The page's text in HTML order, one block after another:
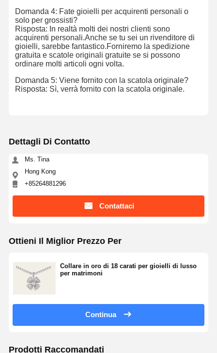
Domanda 4: Fate gioielli per acquirenti personali o
solo per grossisti?
Risposta: In realtà molti dei nostri clienti sono
acquirenti personali.Anche se tu sei un rivenditore di
gioielli, sarebbe fantastico.Forniremo la spedizione
gratuita e scatole originali gratuite se si possono
ordinare molti articoli ogni volta.
Domanda 5: Viene fornito con la scatola originale?
Risposta: Sì, verrà fornito con la scatola originale.
Dettagli Di Contatto
Ms. Tina
Hong Kong
+85264881296
Contattaci
Ottieni Il Miglior Prezzo Per
Collare in oro di 18 carati per gioielli di lusso
per matrimoni
Continua
Prodotti Raccomandati